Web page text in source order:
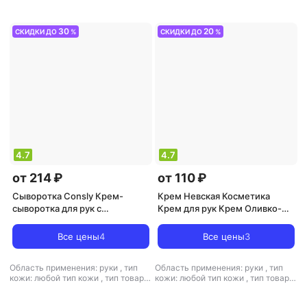
увлажнение
СКИДКИ ДО 30 %
4.7
от 214 ₽
Сыворотка Consly Крем-
сыворотка для рук с
Все цены4
Область применения: руки , тип
кожи: любой тип кожи , тип товара:
СКИДКИ ДО20 %
4.7
от 110 ₽
Крем Невская Косметика
Крем для рук Крем Оливко-
Все цены3
Область применения: руки , тип
кожи: любой тип кожи , тип товара: